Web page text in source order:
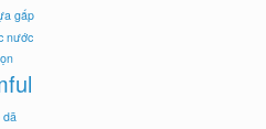
gấp
nước
dã